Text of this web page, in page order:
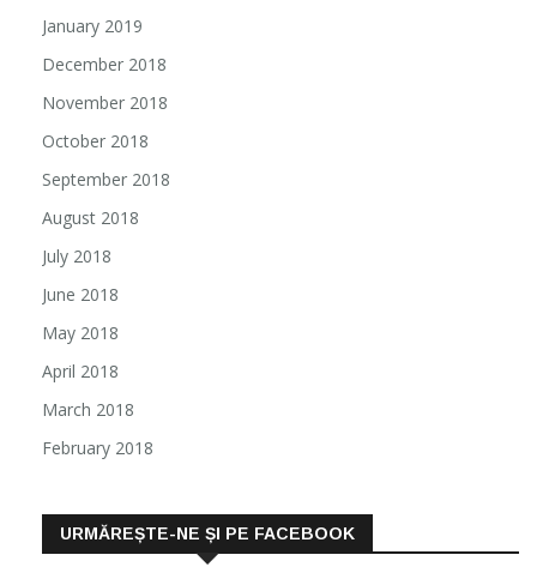
January 2019
December 2018
November 2018
October 2018
September 2018
August 2018
July 2018
June 2018
May 2018
April 2018
March 2018
February 2018
URMĂREȘTE-NE ȘI PE FACEBOOK